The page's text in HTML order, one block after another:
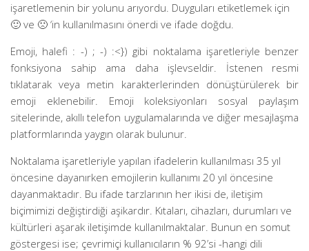
işaretlemenin bir yolunu arıyordu. Duyguları etiketlemek için
🙂 ve 🙁 ‘in kullanılmasını önerdi ve ifade doğdu.
Emoji, halefi : -) ; -) :<}) gibi noktalama işaretleriyle benzer
fonksiyona sahip ama daha işlevseldir. İstenen resmi
tıklatarak veya metin karakterlerinden dönüştürülerek bir
emoji eklenebilir. Emoji koleksiyonları sosyal paylaşım
sitelerinde, akıllı telefon uygulamalarında ve diğer mesajlaşma
platformlarında yaygın olarak bulunur.
Noktalama işaretleriyle yapılan ifadelerin kullanılması 35 yıl
öncesine dayanırken emojilerin kullanımı 20 yıl öncesine
dayanmaktadır. Bu ifade tarzlarının her ikisi de, iletişim
biçimimizi değiştirdiği aşikardır. Kıtaları, cihazları, durumları ve
kültürleri aşarak iletişimde kullanılmaktalar. Bunun en somut
göstergesi ise; çevrimiçi kullanıcıların % 92’si -hangi dili